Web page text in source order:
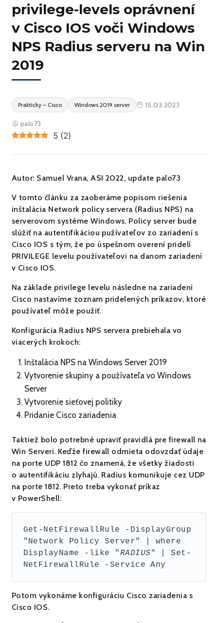
privilege-levels oprávnení
v Cisco IOS voči Windows
NPS Radius serveru na Win
2019
Prakticky – Cisco Windows 2019 server 15.03.2023
palo73
5 (2)
Autor: Samuel Vrana, ASI 2022, update palo73
V tomto článku za zaoberáme popisom riešenia
inštalácia Network policy servera (Radius NPS) na
serverovom systéme Windows. Policy server bude
slúžiť na autentifikáciou pužívateľov zo zariadení s
Cisco IOS s tým, že po úspešnom overení pridelí
PRIVILEGE levelu používateľovi na danom zariadení
v Cisco IOS.
Na základe privilege levelu následne na zariadení
Cisco nastavíme zoznam pridelených príkazov, ktoré
používateľ môže použiť.
Konfigurácia Radius NPS servera prebiehala vo
viacerých krokoch:
Inštalácia NPS na Windows Server 2019
Vytvorenie skupiny a používateľa vo Windows
Server
Vytvorenie sieťovej politiky
Pridanie Cisco zariadenia
Taktiež bolo potrebné upraviť pravidlá pre firewall na
Win Serveri. Keďže firewall odmieta odovzdať údaje
na porte UDP 1812 čo znamená, že všetky žiadosti
o autentifikáciu zlyhajú. Radius komunikuje cez UDP
na porte 1812. Preto treba vykonať príkaz
v PowerShell:
Get-NetFirewallRule -DisplayGroup
"Network Policy Server" | where
DisplayName -like "RADIUS" | Set-
NetFirewallRule -Service Any
Potom vykonáme konfiguráciu Cisco zariadenia s
Cisco IOS.